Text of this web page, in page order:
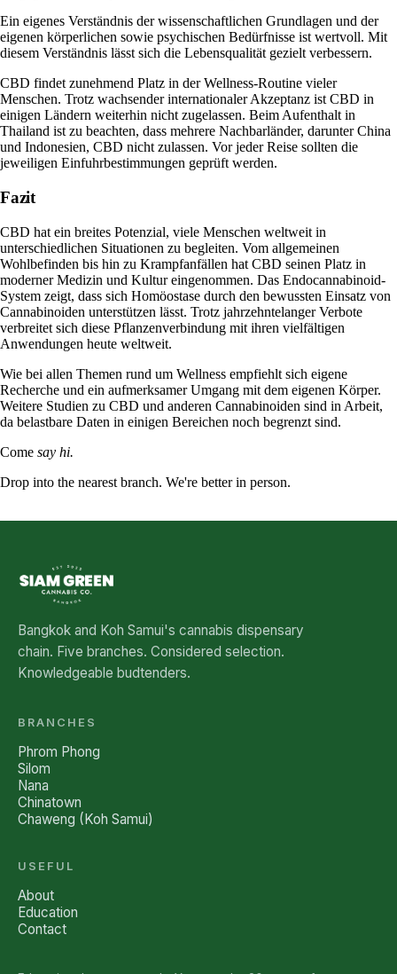
Ein eigenes Verständnis der wissenschaftlichen Grundlagen und der
eigenen körperlichen sowie psychischen Bedürfnisse ist wertvoll. Mit
diesem Verständnis lässt sich die Lebensqualität gezielt verbessern.
CBD findet zunehmend Platz in der Wellness-Routine vieler
Menschen. Trotz wachsender internationaler Akzeptanz ist CBD in
einigen Ländern weiterhin nicht zugelassen. Beim Aufenthalt in
Thailand ist zu beachten, dass mehrere Nachbarländer, darunter China
und Indonesien, CBD nicht zulassen. Vor jeder Reise sollten die
jeweiligen Einfuhrbestimmungen geprüft werden.
Fazit
CBD hat ein breites Potenzial, viele Menschen weltweit in
unterschiedlichen Situationen zu begleiten. Vom allgemeinen
Wohlbefinden bis hin zu Krampfanfällen hat CBD seinen Platz in
moderner Medizin und Kultur eingenommen. Das Endocannabinoid-
System zeigt, dass sich Homöostase durch den bewussten Einsatz von
Cannabinoiden unterstützen lässt. Trotz jahrzehntelanger Verbote
verbreitet sich diese Pflanzenverbindung mit ihren vielfältigen
Anwendungen heute weltweit.
Wie bei allen Themen rund um Wellness empfiehlt sich eigene
Recherche und ein aufmerksamer Umgang mit dem eigenen Körper.
Weitere Studien zu CBD und anderen Cannabinoiden sind in Arbeit,
da belastbare Daten in einigen Bereichen noch begrenzt sind.
Come say hi.
Drop into the nearest branch. We're better in person.
Bangkok and Koh Samui's cannabis dispensary
chain. Five branches. Considered selection.
Knowledgeable budtenders.
BRANCHES
Phrom Phong
Silom
Nana
Chinatown
Chaweng (Koh Samui)
USEFUL
About
Education
Contact